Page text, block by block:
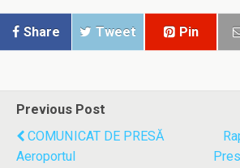
Share Tweet Pin
Previous Post
COMUNICAT DE PRESĂ
Aeroportul